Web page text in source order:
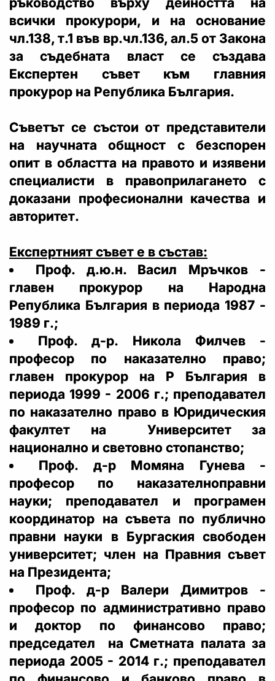
всички прокурори, и на основание
чл.138, т.1 във вр.чл.136, ал.5 от Закона
за съдебната власт се създава
Експертен съвет към главния
прокурор на Република България.
Съветът се състои от представители
на научната общност с безспорен
опит в областта на правото и изявени
специалисти в правоприлагането с
доказани професионални качества и
авторитет.
Експертният съвет е в състав:
Проф. д.ю.н. Васил Мръчков -
главен прокурор на Народна
Република България в периода 1987 -
1989 г.;
Проф. д-р. Никола Филчев -
професор по наказателно право;
главен прокурор на Р България в
периода 1999 - 2006 г.; преподавател
по наказателно право в Юридическия
факултет на Университет за
национално и световно стопанство;
Проф. д-р Момяна Гунева -
професор по наказателноправни
науки; преподавател и програмен
координатор на съвета по публично
правни науки в Бургаския свободен
университет; член на Правния съвет
на Президента;
Проф. д-р Валери Димитров -
професор по административно право
и доктор по финансово право;
председател на Сметната палата за
периода 2005 - 2014 г.; преподавател